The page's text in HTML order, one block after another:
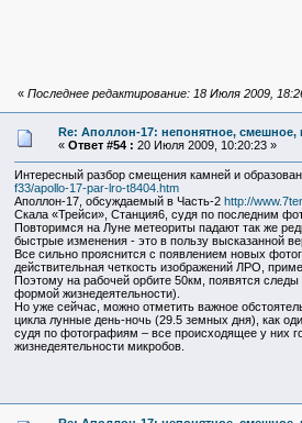
« Последнее редактирование: 18 Июля 2009,
Re: Аполлон-17: непонятное, смешное,
« Ответ #54 : 20 Июля 2009, 10:20:23 »
Интересный разбор смещения камней и
f33/apollo-17-par-lro-t8404.htm
Аполлон-17, обсуждаемый в Часть-2 http://
Скала «Трейси», Станция6, судя по последним
Повторимся на Луне метеориты падают так же
быстрые изменения - это в пользу высказанной
Все сильно прояснится с появлением новых
действительная четкость изображений ЛРО,
Поэтому на рабочей орбите 50км, появятся
формой жизнедеятельности).
Но уже сейчас, можно отметить важное
цикла лунные день-ночь (29.5 земных дня), как
судя по фотографиям – все происходящее у них
жизнедеятельности микробов.